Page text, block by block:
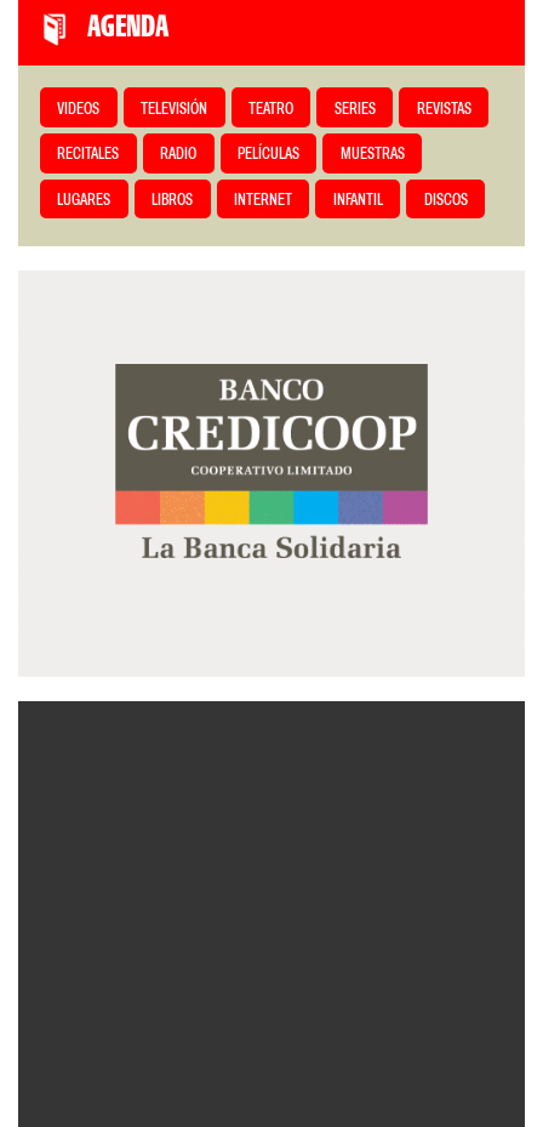
AGENDA
VIDEOS TELEVISIÓN TEATRO SERIES REVISTAS
RECITALES RADIO PELÍCULAS MUESTRAS
LUGARES LIBROS INTERNET INFANTIL DISCOS